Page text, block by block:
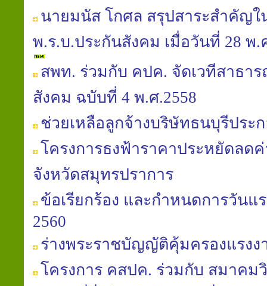
นายมนัส โกศล สรุปสาระสำคัญใ
พ.ร.บ.ประกันสังคม เมื่อวันที่ 28 พ.
สพท. ร่วมกับ คปค. จัดเวทีสาธา
สังคม ฉบับที่ 4 พ.ศ.2558
ช่วยเหลือลูกจ้างบริษัทธนบุรีประ
โครงการธงฟ้าราคาประหยัดลด
จังหวัดสมุทรปราการ
ข้อเรียกร้อง และกำหนดการวันแ
2560
ร่างพระราชบัญญัติคุ้มครองแรงง
โครงการ คสปค. ร่วมกับ สมาคม